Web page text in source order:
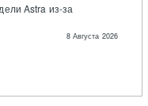
Astra из-за
8 Августа 2026